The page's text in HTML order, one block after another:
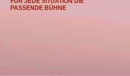
PASSENDE BÜHNE